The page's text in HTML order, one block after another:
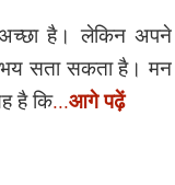
है। लेकिन अपने
भय सता सकता है। मन
है कि...आगे पढ़ें